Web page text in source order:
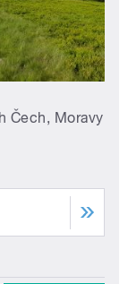
Čech, Moravy